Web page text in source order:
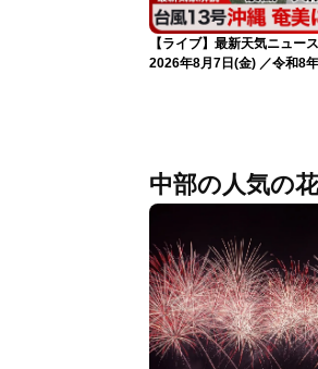
【ライブ】最新天気ニュー
2026年8月7日(金) ／令和8
中部の人気の